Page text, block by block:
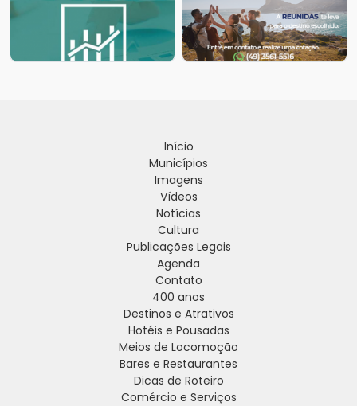
Início
Municípios
Imagens
Vídeos
Notícias
Cultura
Publicações Legais
Agenda
Contato
400 anos
Destinos e Atrativos
Hotéis e Pousadas
Meios de Locomoção
Bares e Restaurantes
Dicas de Roteiro
Comércio e Serviços